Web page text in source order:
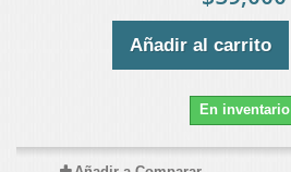
Añadir al carrito
En inventario